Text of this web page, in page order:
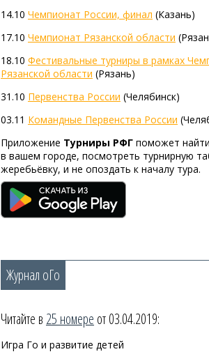
14.10 Чемпионат России, финал (Казань)
17.10 Чемпионат Рязанской области
18.10 Фестивальные турниры в рамках
Рязанской области (Рязань)
31.10 Первенства России (Челябинск)
03.11 Командные Первенства России
Приложение Турниры РФГ поможет
в вашем городе, посмотреть турнирную
жеребьёвку, и не опоздать к началу тура.
Журнал оГо
Читайте в 25 номере от 03.04.2019:
Игра Го и развитие детей